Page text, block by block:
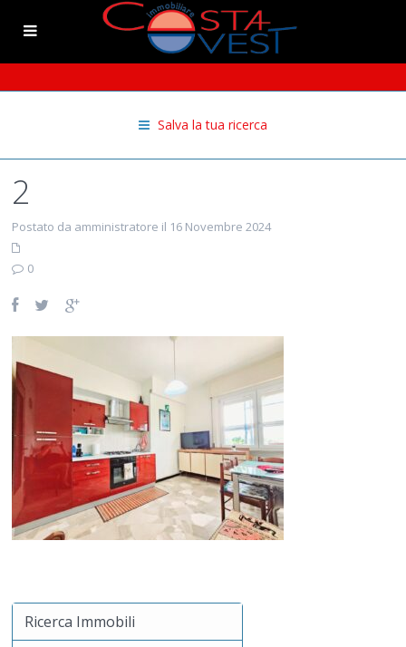
Salva la tua ricerca
2
Postato da amministratore il 16 Novembre 2024
0
Ricerca Immobili